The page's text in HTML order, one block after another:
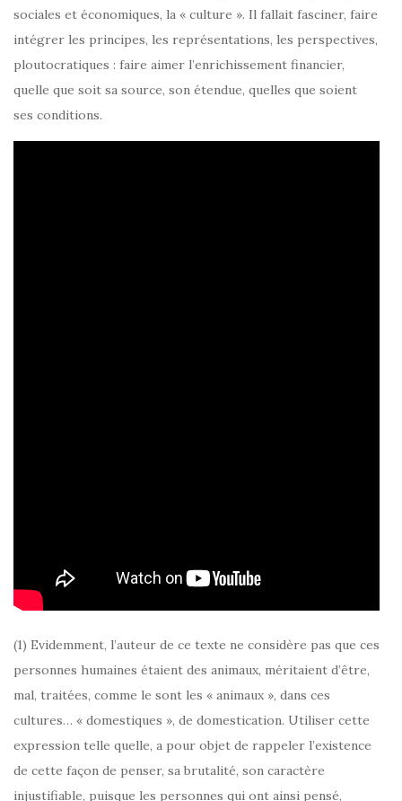
sociales et économiques, la « culture ». Il fallait fasciner, faire
intégrer les principes, les représentations, les perspectives,
ploutocratiques : faire aimer l’enrichissement financier,
quelle que soit sa source, son étendue, quelles que soient
ses conditions.
(1) Evidemment, l’auteur de ce texte ne considère pas que ces
personnes humaines étaient des animaux, méritaient d’être,
mal, traitées, comme le sont les « animaux », dans ces
cultures… « domestiques », de domestication. Utiliser cette
expression telle quelle, a pour objet de rappeler l’existence
de cette façon de penser, sa brutalité, son caractère
injustifiable, puisque les personnes qui ont ainsi pensé,